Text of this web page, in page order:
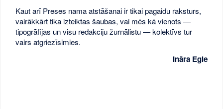
Kaut arī Preses nama atstāšanai ir tikai pagaidu raksturs,
vairākkārt tika izteiktas šaubas, vai mēs kā vienots —
tipogrāfijas un visu redakciju žurnālistu — kolektīvs tur
vairs atgriezīsimies.
Ināra Egle